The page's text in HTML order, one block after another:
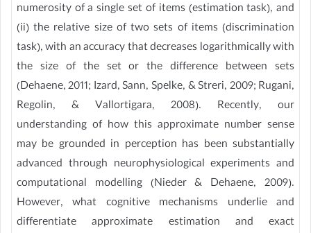
numerosity of a single set of items (estimation task), and
(ii) the relative size of two sets of items (discrimination
task), with an accuracy that decreases logarithmically with
the size of the set or the difference between sets
(Dehaene, 2011; Izard, Sann, Spelke, & Streri, 2009; Rugani,
Regolin, & Vallortigara, 2008). Recently, our
understanding of how this approximate number sense
may be grounded in perception has been substantially
advanced through neurophysiological experiments and
computational modelling (Nieder & Dehaene, 2009).
However, what cognitive mechanisms underlie and
differentiate approximate estimation and exact